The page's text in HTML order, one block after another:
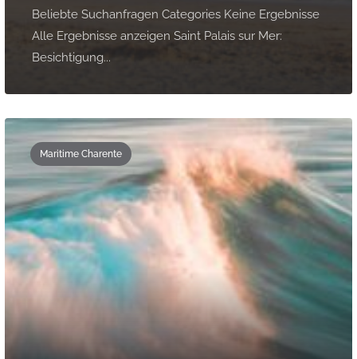
Beliebte Suchanfragen Categories Keine Ergebnisse
Alle Ergebnisse anzeigen Saint Palais sur Mer:
Besichtigung...
Maritime Charente